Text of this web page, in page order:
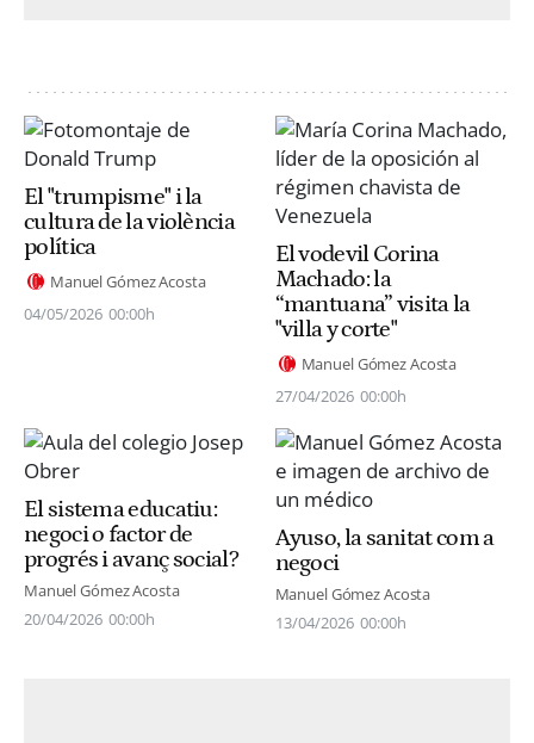
El "trumpisme" i la
cultura de la violència
política
Manuel Gómez Acosta
04/05/2026 00:00h
El vodevil Corina
Machado: la
“mantuana” visita la
"villa y corte"
Manuel Gómez Acosta
27/04/2026 00:00h
El sistema educatiu:
negoci o factor de
progrés i avanç social?
Manuel Gómez Acosta
20/04/2026 00:00h
Ayuso, la sanitat com a
negoci
Manuel Gómez Acosta
13/04/2026 00:00h